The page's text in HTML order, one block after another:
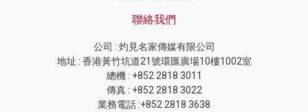
聯絡我們
公司 : 灼見名家傳媒有限公司
地址 : 香港黃竹坑道21號環匯廣場10樓1002室
總機 : +852 2818 3011
傳真 : +852 2818 3022
業務電話 :+852 2818 3638